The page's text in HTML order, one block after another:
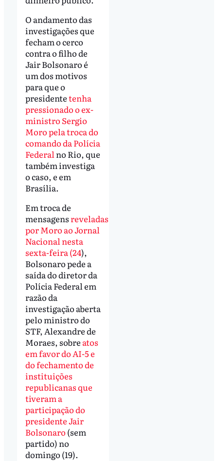
O andamento das
investigações que
fecham o cerco
contra o filho de
Jair Bolsonaro é
um dos motivos
para que o
presidentetenha
pressionado o ex-
ministro Sergio
Moro pela troca do
comando da Polícia
Federal no Rio, que
também investiga
o caso, e em
Brasília.
Em troca de
mensagens reveladas
por Moro ao Jornal
Nacional nesta
sexta-feira (24),
Bolsonaro pede a
saída do diretor da
Polícia Federal em
razão da
investigação aberta
pelo ministro do
STF, Alexandre de
Moraes, sobre atos
em favor do AI-5 e
do fechamento de
instituições
republicanas que
tiveram a
participação do
presidente Jair
Bolsonaro (sem
partido) no
domingo (19).